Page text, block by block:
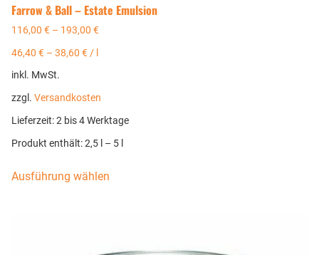
Farrow & Ball – Estate Emulsion
116,00 € – 193,00 €
46,40 € – 38,60 € / l
inkl. MwSt.
zzgl. Versandkosten
Lieferzeit:2 bis 4 Werktage
Produkt enthält: 2,5 – 5
Ausführung wählen